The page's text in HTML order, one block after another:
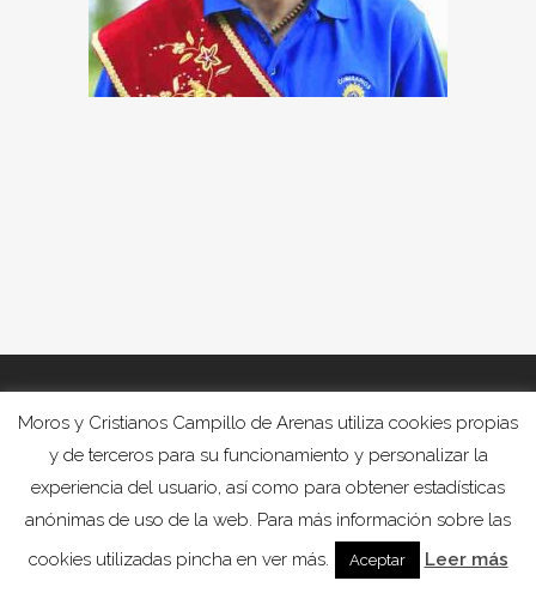
Moros y Cristianos Campillo de Arenas utiliza cookies propias
y de terceros para su funcionamiento y personalizar la
experiencia del usuario, así como para obtener estadísticas
anónimas de uso de la web. Para más información sobre las
cookies utilizadas pincha en ver más.
Aceptar Leer más